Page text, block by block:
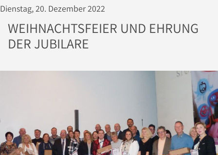
Dienstag, 20. Dezember 2022
WEIHNACHTSFEIER UND EHRUNG
DER JUBILARE